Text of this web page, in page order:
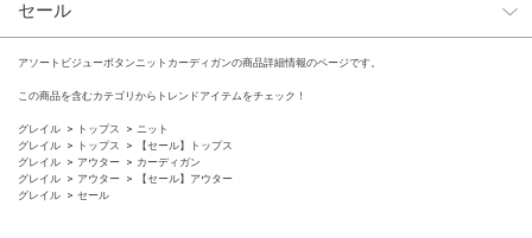
セール
アソートビジューボタンニットカーディガンの商品詳細情報のページです。
この商品を含むカテゴリからトレンドアイテムをチェック！
グレイル トップス
ニット
グレイル
トップス
【セール】トップス
グレイル
アウター
カーディガン
グレイル
アウター
【セール】アウター
グレイル
セール